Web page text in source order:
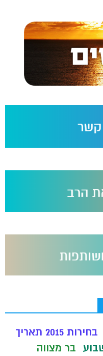
בחירות 2015 תאריך
בר מצווה